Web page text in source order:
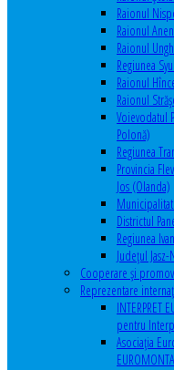
Raionul
Raionul
Raionul
Regiunea
Raionul
Raionul
Voievodatul
Polonă)
Regiunea
Provincia
Jos (Olanda)
Districtul
Regiunea
Judeţul
Cooperare şi
Reprezentare
INTERPRET
pentru
Asociația